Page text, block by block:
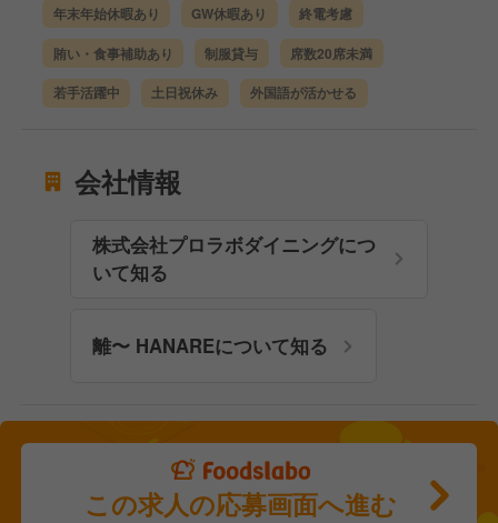
年末年始休暇あり GW休暇あり 終電考慮
賄い・食事補助あり 制服貸与 席数20席未満
若手活躍中 土日祝休み 外国語が活かせる
会社情報
株式会社プロラボダイニングにつ
いて知る
離〜 HANAREについて知る
この求人の応募画面へ進む